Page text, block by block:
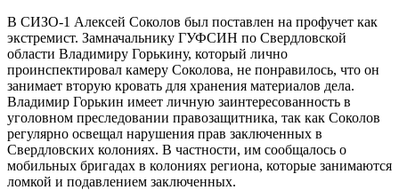
В СИЗО-1 Алексей Соколов был поставлен на профучет как
экстремист. Замначальнику ГУФСИН по Свердловской
области Владимиру Горькину, который лично
проинспектировал камеру Соколова, не понравилось, что он
занимает вторую кровать для хранения материалов дела.
Владимир Горькин имеет личную заинтересованность в
уголовном преследовании правозащитника, так как Соколов
регулярно освещал нарушения прав заключенных в
Свердловских колониях. В частности, им сообщалось о
мобильных бригадах в колониях региона, которые занимаются
ломкой и подавлением заключенных.